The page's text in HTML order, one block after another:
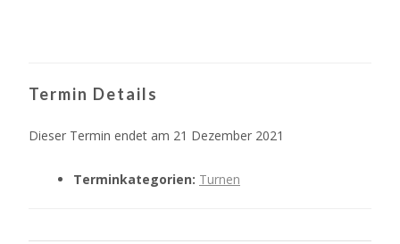
Termin Details
Dieser Termin endet am 21 Dezember 2021
Terminkategorien: Turnen